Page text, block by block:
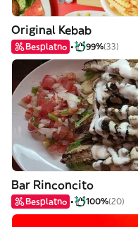
Original Kebab
Besplatno 99%(33)
Bar Rinconcito
Besplatno 100%(20)